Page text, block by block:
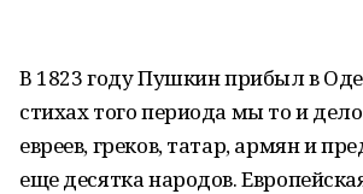
В 1823 году Пушкин прибыл в
стихах того периода мы то и
евреев, греков, татар, армян и
еще десятка народов.